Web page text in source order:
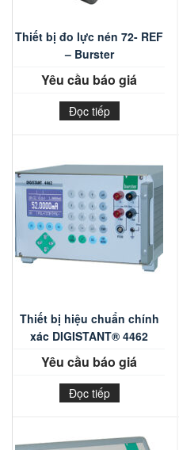
Thiết bị đo lực nén 72- REF
– Burster
Yêu cầu báo giá
Đọc tiếp
Thiết bị hiệu chuẩn chính
xác DIGISTANT® 4462
Yêu cầu báo giá
Đọc tiếp